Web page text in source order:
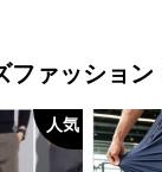
ファッション
人気